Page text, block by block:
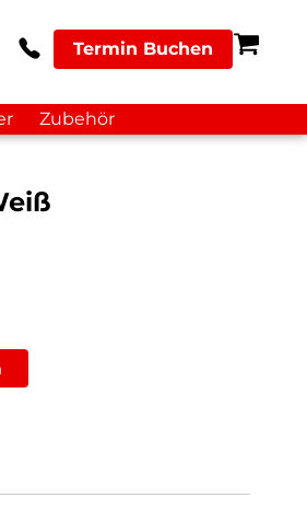
Termin Buchen
Zubehör